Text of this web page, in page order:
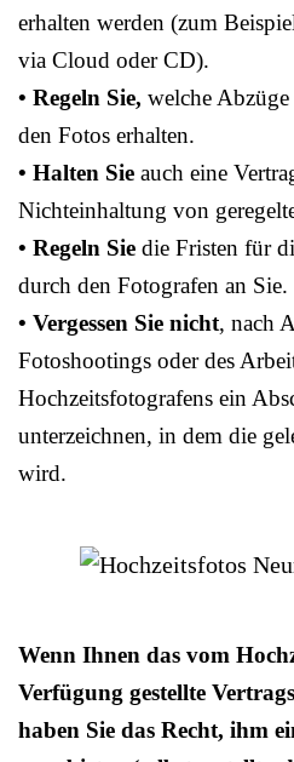
erhalten werden (zum
via Cloud oder CD).
• Regeln Sie, welche
den Fotos erhalten.
• Halten Sie auch eine
Nichteinhaltung von
• Regeln Sie die Fristen für
durch den Fotografen an Sie.
• Vergessen Sie nicht, nach
Fotoshootings oder des
Hochzeitsfotografens ein
unterzeichnen, in dem die
wird.
Wenn Ihnen das vom
Verfügung gestellte
haben Sie das Recht, ihm